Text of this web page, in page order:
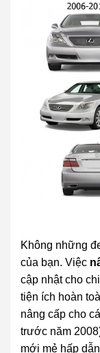
Không những
của bạn. Việc
cập nhật cho
tiện ích hoàn
nâng cấp cho
trước năm
mới mẻ hấp